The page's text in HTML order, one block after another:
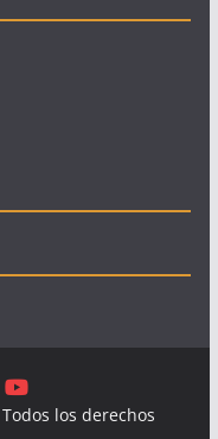
Todos los derechos